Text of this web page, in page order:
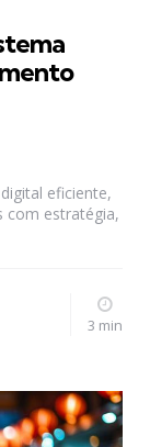
eficiente,
com estratégia,
3 min